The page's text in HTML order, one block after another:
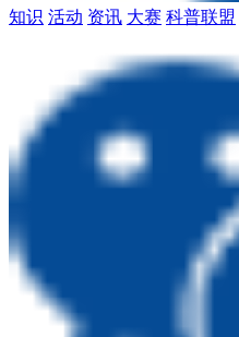
知识 活动 资讯 大赛 科普联盟